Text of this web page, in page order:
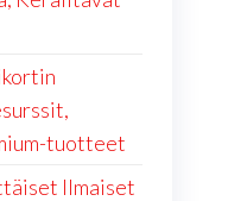
tuotteet
Ilmaiset